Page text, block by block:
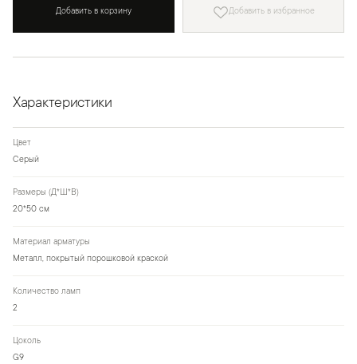
Добавить в корзину Добавить в избранное
Характеристики
Цвет
Серый
Размеры (Д*Ш*В)
20*50 см
Материал арматуры
Металл, покрытый порошковой краской
Количество ламп
2
Цоколь
G9